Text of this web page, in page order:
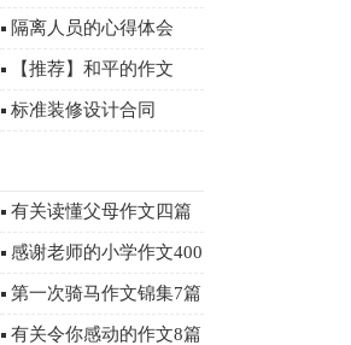
隔离人员的心得体会
【推荐】和平的作文
标准装修设计合同
有关读懂父母作文四篇
感谢老师的小学作文400
字汇编10篇
第一次骑马作文锦集7篇
有关令你感动的作文8篇